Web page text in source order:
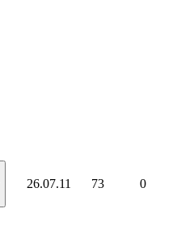
26.07.11 73 0